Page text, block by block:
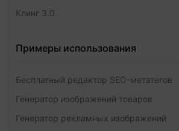
Клинг 3.0
Примеры использования
Бесплатный редактор SEO-метатегов
Генератор изображений товаров
Генератор рекламных изображений